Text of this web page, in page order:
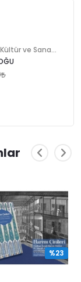
%23